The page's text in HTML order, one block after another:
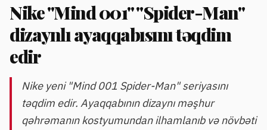
Nike "Mind 001" "Spider-Man"
dizaynlı ayaqqabısını təqdim
edir
Nike yeni "Mind 001 Spider-Man" seriyasını
təqdim edir. Ayaqqabının dizaynı məşhur
qəhrəmanın kostyumundan ilhamlanıb və növbəti